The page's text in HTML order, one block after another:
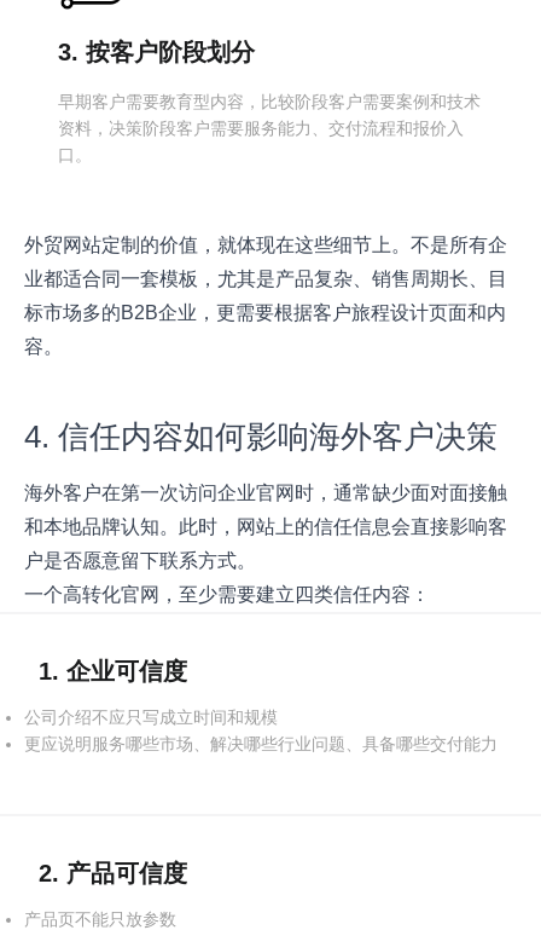
3. 按客户阶段划分
早期客户需要教育型内容，比较阶段客户需要案例和技术
资料，决策阶段客户需要服务能力、交付流程和报价入
口。
外贸网站定制的价值，就体现在这些细节上。不是所有企
业都适合同一套模板，尤其是产品复杂、销售周期长、目
标市场多的B2B企业，更需要根据客户旅程设计页面和内
容。
4. 信任内容如何影响海外客户决策
海外客户在第一次访问企业官网时，通常缺少面对面接触
和本地品牌认知。此时，网站上的信任信息会直接影响客
户是否愿意留下联系方式。
一个高转化官网，至少需要建立四类信任内容：
1. 企业可信度
公司介绍不应只写成立时间和规模
更应说明服务哪些市场、解决哪些行业问题、具备哪些交付能力
2. 产品可信度
产品页不能只放参数